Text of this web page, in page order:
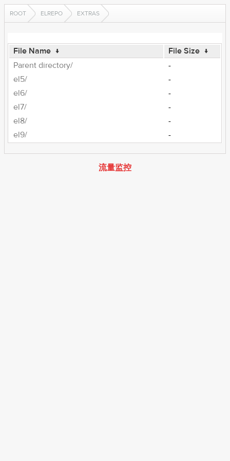
ROOT ELREPO EXTRAS
File Name ↓ File Size ↓
Parent directory/
-
el5/
-
el6/
-
el7/
-
el8/
-
el9/
-
流量监控